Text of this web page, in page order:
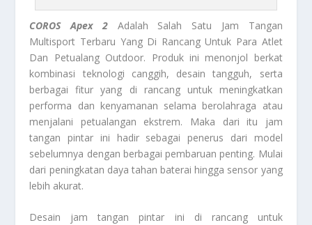
COROS Apex 2Adalah Salah Satu Jam Tangan
Multisport Terbaru Yang Di Rancang Untuk Para Atlet
Dan Petualang Outdoor. Produk ini menonjol berkat
kombinasi teknologi canggih, desain tangguh, serta
berbagai fitur yang di rancang untuk meningkatkan
performa dan kenyamanan selama berolahraga atau
menjalani petualangan ekstrem. Maka dari itu jam
tangan pintar ini hadir sebagai penerus dari model
sebelumnya dengan berbagai pembaruan penting. Mulai
dari peningkatan daya tahan baterai hingga sensor yang
lebih akurat.
Desain jam tangan pintar ini di rancang untuk